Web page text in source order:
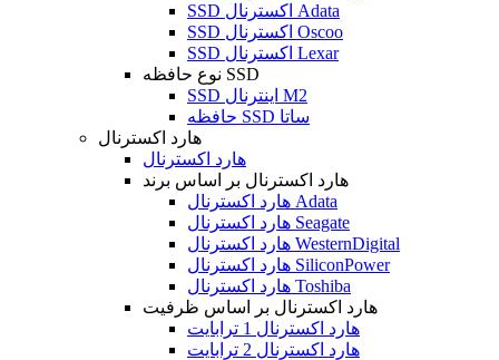
SSD اکسترنال Adata
SSD اکسترنال Oscoo
SSD اکسترنال Lexar
نوع حافظه SSD
SSD اینترنال M2
حافظه SSD ساتا
هارد اکسترنال
هارد اکسترنال
هارد اکسترنال بر اساس برند
هارد اکسترنال Adata
هارد اکسترنال Seagate
هارد اکسترنال WesternDigital
هارد اکسترنال SiliconPower
هارد اکسترنال Toshiba
هارد اکسترنال بر اساس ظرفیت
هارد اکسترنال 1 ترابایت
هارد اکسترنال 2 ترابایت